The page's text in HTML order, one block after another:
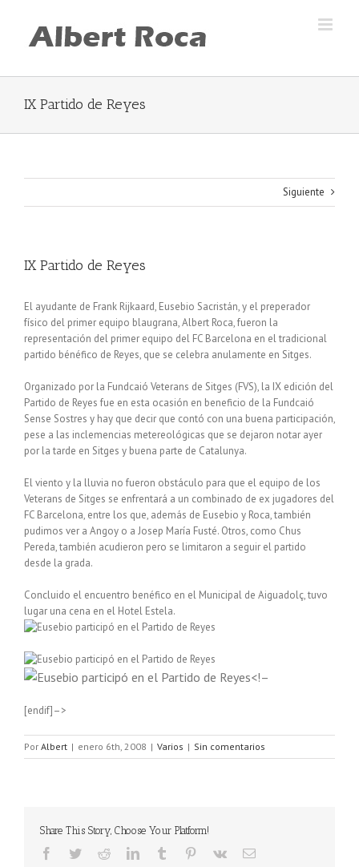
content
IX Partido de Reyes
Siguiente
IX Partido de Reyes
El ayudante de Frank Rijkaard, Eusebio Sacristán, y el preperador
físico del primer equipo blaugrana, Albert Roca, fueron la
representación del primer equipo del FC Barcelona en el tradicional
partido bénéfico de Reyes, que se celebra anulamente en Sitges.
Organizado por la Fundcaió Veterans de Sitges (FVS), la IX edición del
Partido de Reyes fue en esta ocasión en beneficio de la Fundcaió
Sense Sostres y hay que decir que contó con una buena participación,
pese a las inclemencias metereológicas que se dejaron notar ayer
por la tarde en Sitges y buena parte de Catalunya.
El viento y la lluvia no fueron obstáculo para que el equipo de los
Veterans de Sitges se enfrentará a un combinado de ex jugadores del
FC Barcelona, entre los que, además de Eusebio y Roca, también
pudimos ver a Angoy o a Josep María Fusté. Otros, como Chus
Pereda, también acudieron pero se limitaron a seguir el partido
desde la grada.
Concluido el encuentro benéfico en el Municipal de Aiguadolç, tuvo
lugar una cena en el Hotel Estela.
<!–
[endif]–>
Por Albert | enero 6th, 2008 | Varios | Sin comentarios
Share This Story, Choose Your Platform!
Facebook
TwitterRedditLinkedInTumblr Pinterest
Vk
Correo